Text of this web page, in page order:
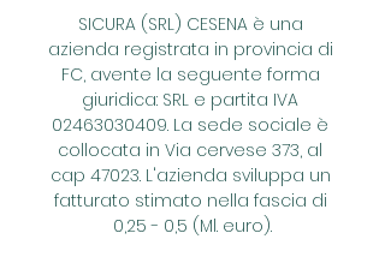
SICURA (SRL) CESENA è una
azienda registrata in provincia di
FC, avente la seguente forma
giuridica: SRL e partita IVA
02463030409. La sede sociale è
collocata in Via cervese 373, al
cap 47023. L'azienda sviluppa un
fatturato stimato nella fascia di
0,25 - 0,5 (Ml. euro).